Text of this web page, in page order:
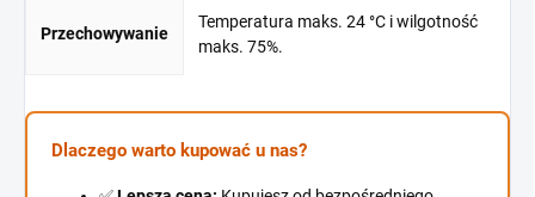
Przechowywanie
Temperatura maks. 24 °C i wilgotność
maks. 75%.
Dlaczego warto kupować u nas?